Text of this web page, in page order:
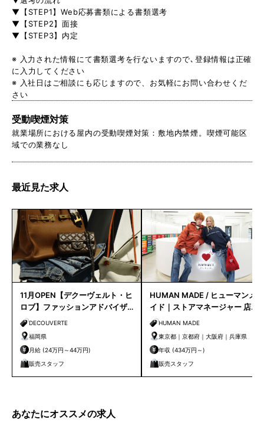
▼【STEP1】Web応募書類による書類選考
▼【STEP2】面接
▼【STEP3】内定
※ 入力された情報にて書類選考を行ないますので､登録情報は正確
に入力してください
※ 入社日はご相談にも応じますので、お気軽にお問い合わせくだ
さい
受動喫煙対策
就業場所における屋内の受動喫煙対策：敷地内禁煙。喫煙可能区
域での業務なし
最近見た求人
11月OPEN【デクーヴェルト・ヒ
ロブ】ファッションアドバイザ
ー｜天神店
DECOUVERTE
福岡県
月給 (24万円～44万円)
販売スタッフ
HUMAN MADE / ヒューマンメ
イド｜ストアマネージャー 店長
候補HUMAN MADE
東京都｜京都府｜大阪府｜兵庫県
年収 (434万円～)
販売スタッフ
あなたにオススメの求人